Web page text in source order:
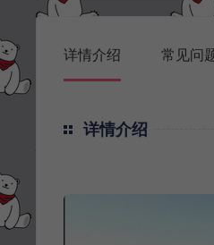
详情介绍 常见问
详情介绍